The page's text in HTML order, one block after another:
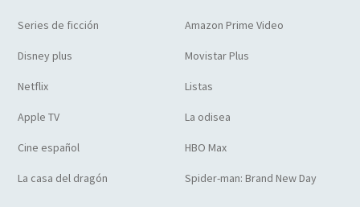
Series de ficción Amazon Prime Video
Disney plus Movistar Plus
Netflix Listas
Apple TV La odisea
Cine español HBO Max
La casa del dragón Spider-man: Brand New Day